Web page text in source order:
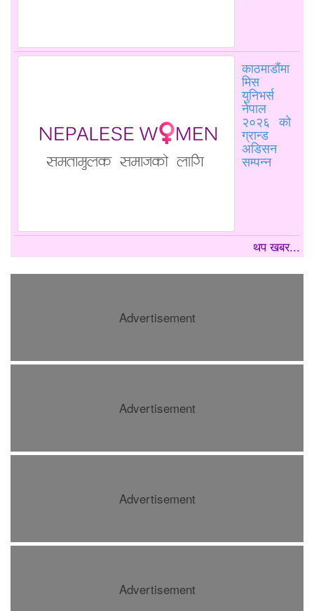
काठमाडौंमा
मिस
युनिभर्स
नेपाल
२०२६ को
ग्रान्ड
अडिसन
सम्पन्न
थप खबर...
Advertisement
Advertisement
Advertisement
Advertisement